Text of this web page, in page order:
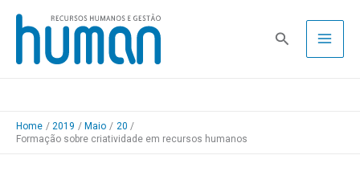
Skip
content
Pesquisa
Home 2019 Maio
20
Formação sobre criatividade em recursos humanos